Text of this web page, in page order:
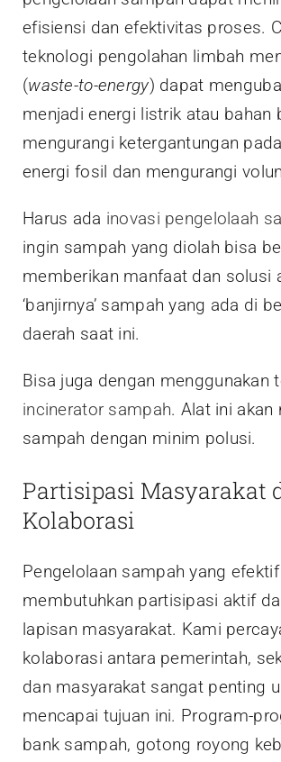
efisiensi dan efektivitas proses.
teknologi pengolahan limbah
(waste-to-energy) dapat
menjadi energi listrik atau bahan
mengurangi ketergantungan
energi fosil dan mengurangi
Harus ada inovasi pengelolaah
ingin sampah yang diolah bisa
memberikan manfaat dan solusi
‘banjirnya’ sampah yang ada di
daerah saat ini.
Bisa juga dengan menggunakan
incinerator sampah. Alat ini akan
sampah dengan minim polusi.
Partisipasi Masyarakat
Kolaborasi
Pengelolaan sampah yang efektif
membutuhkan partisipasi aktif
lapisan masyarakat. Kami
kolaborasi antara pemerintah,
dan masyarakat sangat penting
mencapai tujuan ini. Program-
bank sampah, gotong royong